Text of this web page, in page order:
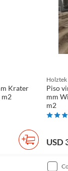
Krater
m2
Holztek
Piso
mm
m2
USD